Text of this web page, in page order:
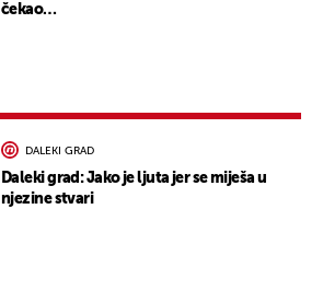
čekao…
DALEKI GRAD
Daleki grad: Jako je ljuta jer se miješa u
njezine stvari